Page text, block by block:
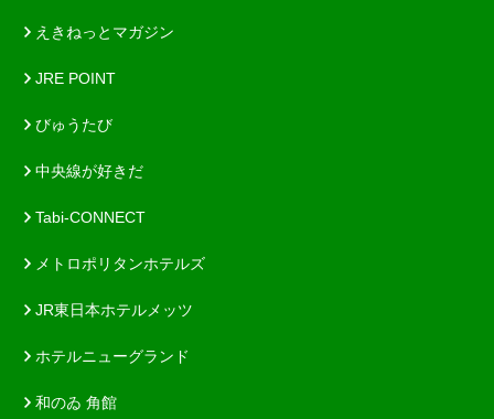
えきねっとマガジン
JRE POINT
びゅうたび
中央線が好きだ
Tabi-CONNECT
メトロポリタンホテルズ
JR東日本ホテルメッツ
ホテルニューグランド
和のゐ 角館